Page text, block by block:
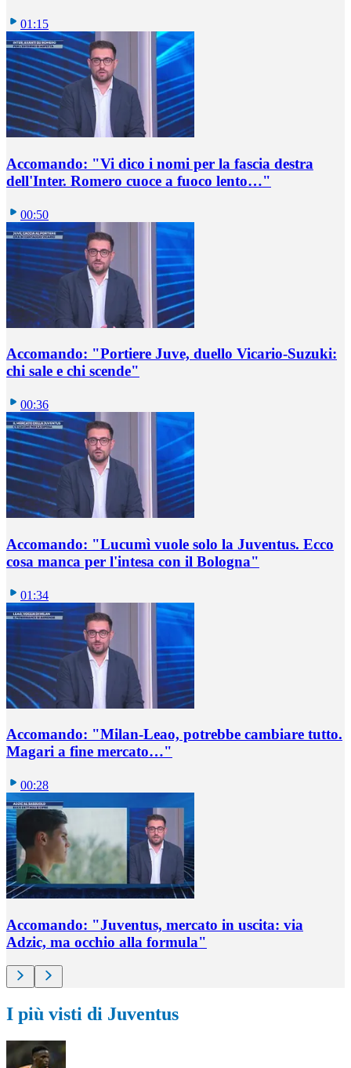
01:15
Accomando: "Vi dico i nomi per la fascia destra
dell'Inter. Romero cuoce a fuoco lento…"
00:50
Accomando: "Portiere Juve, duello Vicario-Suzuki:
chi sale e chi scende"
00:36
Accomando: "Lucumì vuole solo la Juventus. Ecco
cosa manca per l'intesa con il Bologna"
01:34
Accomando: "Milan-Leao, potrebbe cambiare tutto.
Magari a fine mercato…"
00:28
Accomando: "Juventus, mercato in uscita: via
Adzic, ma occhio alla formula"
I più visti di Juventus